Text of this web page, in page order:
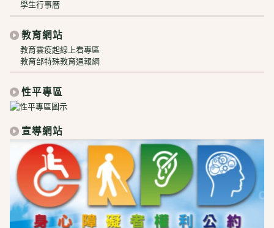
學生行事曆
教育網站
教育雲疫起線上看專區
教育部特殊教育通報網
性平專區
宣導網站